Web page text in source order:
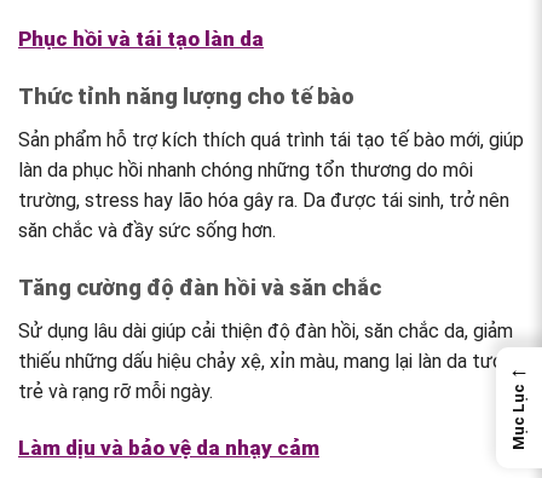
Phục hồi và tái tạo làn da
Thức tỉnh năng lượng cho tế bào
Sản phẩm hỗ trợ kích thích quá trình tái tạo tế bào mới, giúp
làn da phục hồi nhanh chóng những tổn thương do môi
trường, stress hay lão hóa gây ra. Da được tái sinh, trở nên
săn chắc và đầy sức sống hơn.
Tăng cường độ đàn hồi và săn chắc
Sử dụng lâu dài giúp cải thiện độ đàn hồi, săn chắc da, giảm
thiếu những dấu hiệu chảy xệ, xỉn màu, mang lại làn da tươi
trẻ và rạng rỡ mỗi ngày.
Làm dịu và bảo vệ da nhạy cảm
←
Mục Lục